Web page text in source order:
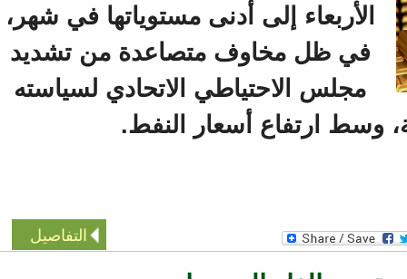
الأربعاء إلى أدنى مستوياتها في شهر،
في ظل مخاوف متصاعدة من تشديد
مجلس الاحتياطي الاتحادي لسياسته
وسط ارتفاع أسعار النفط.
التفاصيل